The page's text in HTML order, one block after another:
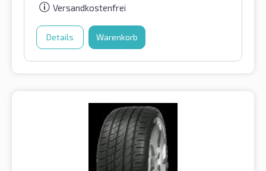
Versandkostenfrei
Details Warenkorb